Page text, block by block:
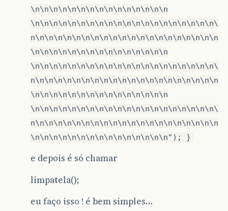
\n\n\n\n\n\n\n\n\n\n\n\n\n\n\n
\n\n\n\n\n\n\n\n\n\n\n\n\n\n\n\n\n\n\n\n\
n\n\n\n\n\n\n\n\n\n\n\n\n\n\n\n\n\n\n\n\n
\n\n\n\n\n\n\n\n\n\n\n\n\n\n\n
\n\n\n\n\n\n\n\n\n\n\n\n\n\n\n\n\n\n\n\n\
n\n\n\n\n\n\n\n\n\n\n\n\n\n\n\n\n\n\n\n\n
\n\n\n\n\n\n\n\n\n\n\n\n\n\n\n
\n\n\n\n\n\n\n\n\n\n\n\n\n\n\n\n\n\n\n\n\
n\n\n\n\n\n\n\n\n\n\n\n\n\n\n\n\n\n\n\n\n
\n\n\n\n\n\n\n\n\n\n\n\n\n\n\n"); }
e depois é só chamar
limpatela();
eu faço isso ! é bem simples…